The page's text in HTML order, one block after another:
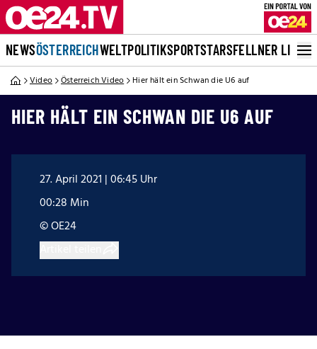
NEWSÖSTERREICHWELTPOLITIKSPORTSTARSFELLNER LIVE
Video Österreich Video Hier hält ein Schwan die U6 auf
HIER HÄLT EIN SCHWAN DIE U6 AUF
27. April 2021 | 06:45 Uhr
00:28 Min
© OE24